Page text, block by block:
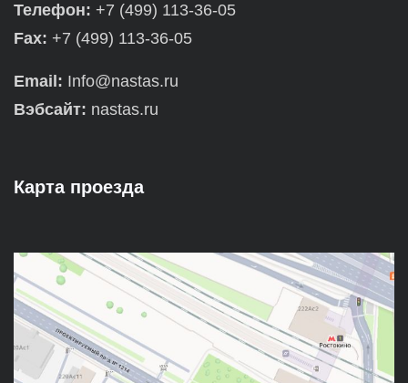
Телефон: +7 (499) 113-36-05
Fax: +7 (499) 113-36-05
Email: Info@nastas.ru
Вэбсайт: nastas.ru
Карта проезда